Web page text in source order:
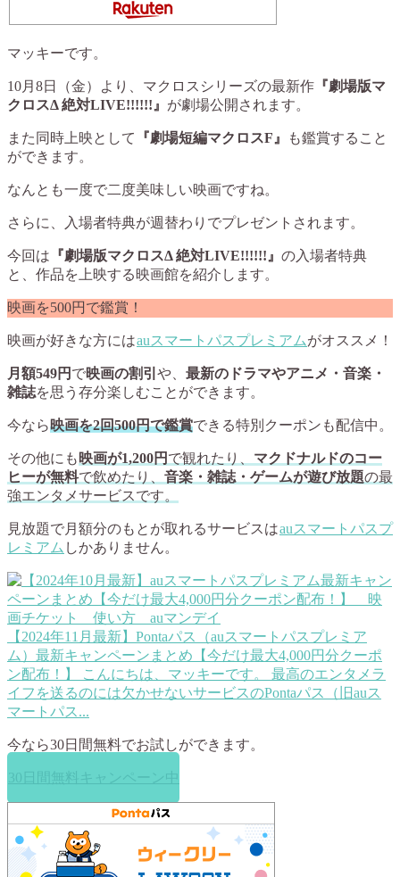
マッキーです。
10月8日（金）より、マクロスシリーズの最新作 『劇場版マ
クロスΔ 絶対LIVE!!!!!!』 が劇場公開されます。
また同時上映として 『劇場短編マクロスF』
も鑑賞すること
ができます。
なんとも一度で二度美味しい映画ですね。
さらに、入場者特典が週替わりでプレゼントされます。
今回は 『劇場版マクロスΔ 絶対LIVE!!!!!!』 の入場者特典
と、作品を上映する映画館を紹介します。
映画を500円で鑑賞！
映画が好きな方にはauスマートパスプレミアムがオススメ！
月額549円 で映画の割引 や、 最新のドラマやアニメ・音楽・
雑誌を思う存分楽しむことができます。
今なら映画を2回500円で鑑賞できる特別クーポンも配信中。
その他にも映画が1,200円 で観れたり、 マクドナルドのコー
ヒーが無料で飲めたり、 音楽・雑誌・ゲームが遊び放題の最
強エンタメサービスです。
見放題で月額分のもとが取れるサービスはauスマートパスプ
レミアム しかありません。
【2024年11月最新】Pontaパス（auスマートパスプレミア
ム）最新キャンペーンまとめ【今だけ最大4,000円分クーポ
ン配布！】
こんにちは、マッキーです。 最高のエンタメラ
イフを送るのには欠かせないサービスのPontaパス（旧auス
マートパス...
今なら30日間無料でお試しができます。
30日間無料キャンペーン中